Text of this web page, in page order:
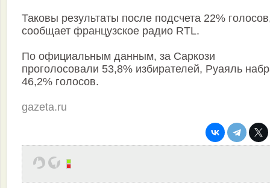
Таковы результаты после подсчета 22%
сообщает французское радио RTL.
По официальным данным, за Саркози
проголосовали 53,8% избирателей, Руаяль
46,2% голосов.
gazeta.ru